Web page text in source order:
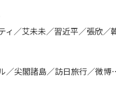
ィ／艾未未／習近平／張欣
／尖閣諸島／訪日旅行／微